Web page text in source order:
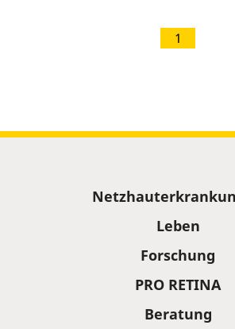
1
Leben
Forschung
PRO RETINA
Beratung